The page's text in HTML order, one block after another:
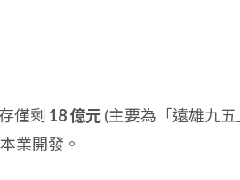
僅剩 18 億元(主要為「遠雄九
業開發。